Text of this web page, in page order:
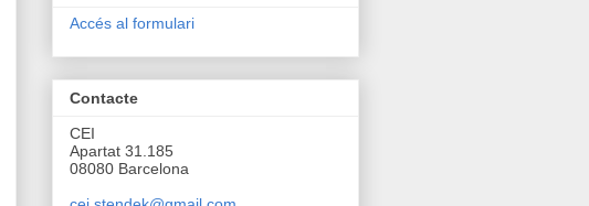
Accés al formulari
Contacte
CEI
Apartat 31.185
08080 Barcelona